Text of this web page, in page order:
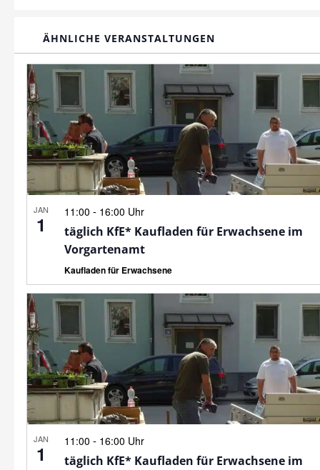
ÄHNLICHE VERANSTALTUNGEN
JAN
1
11:00 - 16:00 Uhr
täglich KfE* Kaufladen für Erwachsene im
Vorgartenamt
Kaufladen für Erwachsene
JAN
1
11:00 - 16:00 Uhr
täglich KfE* Kaufladen für Erwachsene im